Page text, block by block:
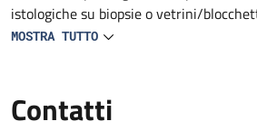
istologiche su biopsie o vetrini/
o patologie del sistema emopoietico,
Policlinico.
MOSTRA TUTTO
Contatti